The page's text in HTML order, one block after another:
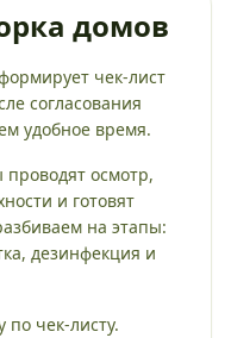
домов
чек-лист
согласования
удобное время.
осмотр,
и готовят
на этапы:
дезинфекция и
чек-листу.